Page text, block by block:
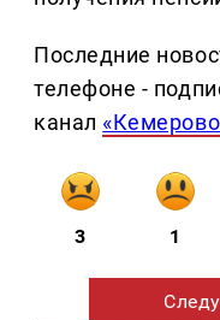
Последние
телефоне -
канал
3 1